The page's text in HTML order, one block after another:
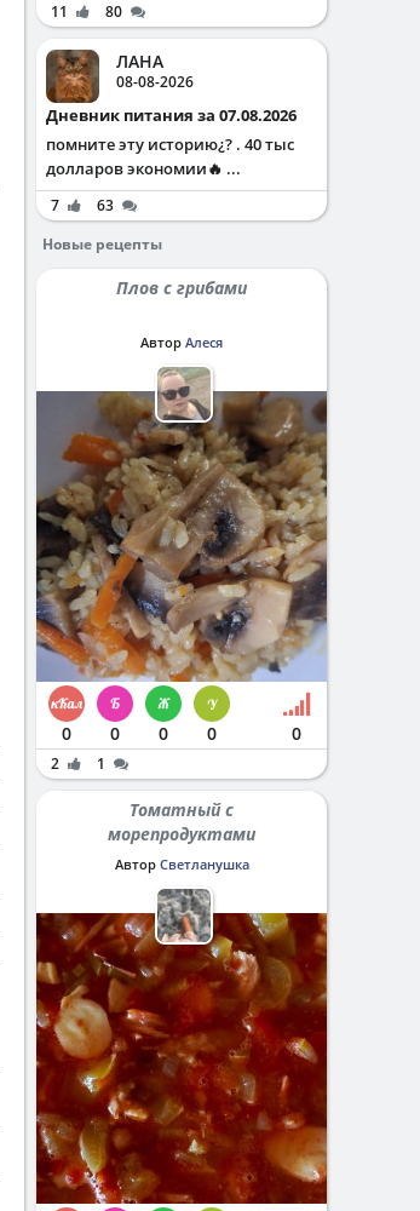
11 80
ЛАНА
08-08-2026
Дневник питания за 07.08.2026
помните эту историю¿? . 40 тыс
долларов экономии🔥 ...
7
63
Новые рецепты
Плов с грибами
Автор Алеся
0 0 0 0 0
2 1
Томатный с
морепродуктами
Автор Светланушка